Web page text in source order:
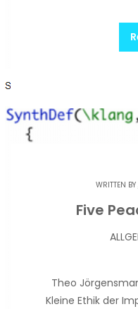
WRITTEN BY
Five
Theo
Kleine Ethik der